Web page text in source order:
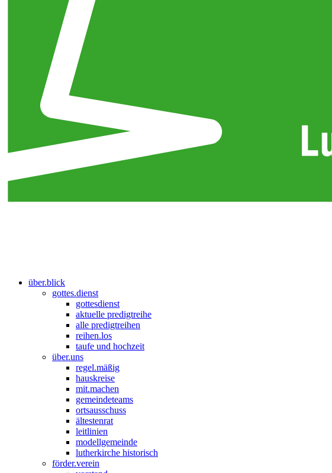
über.blick
gottes.dienst
gottesdienst
aktuelle predigtreihe
alle predigtreihen
reihen.los
taufe und hochzeit
über.uns
regel.mäßig
hauskreise
mit.machen
gemeindeteams
ortsausschuss
ältestenrat
leitlinien
modellgemeinde
lutherkirche historisch
förder.verein